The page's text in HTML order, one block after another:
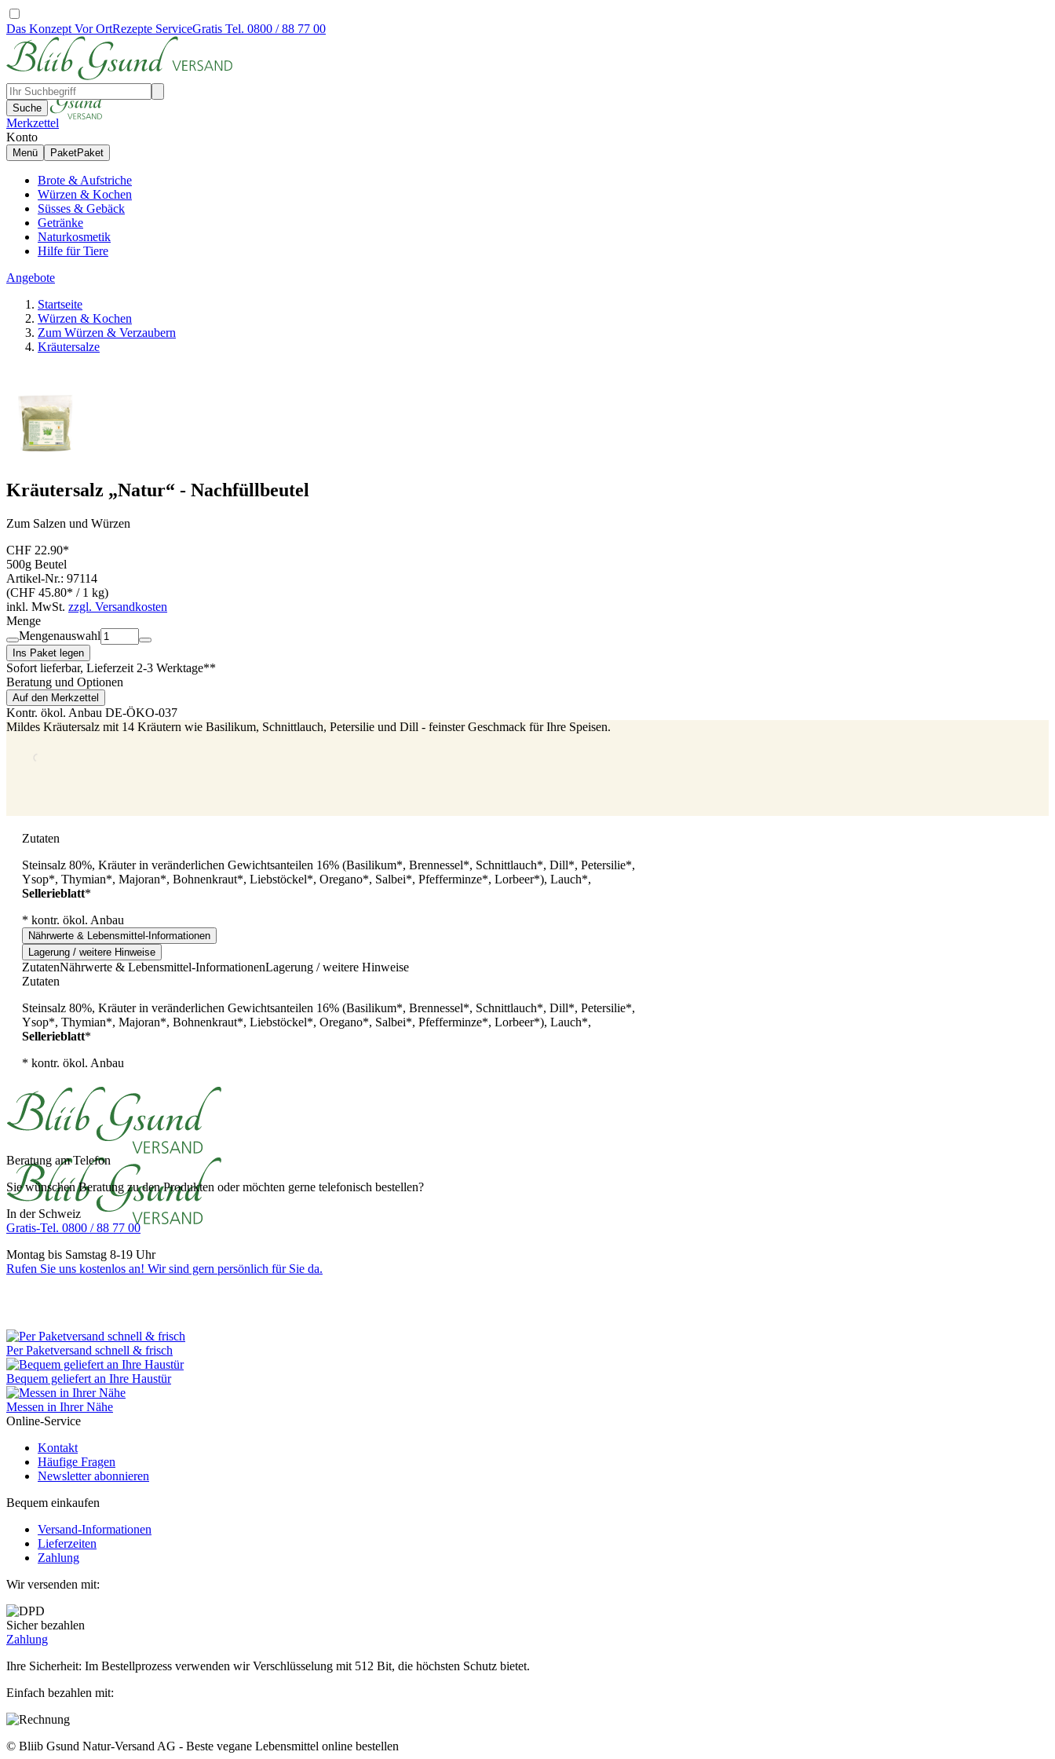
Das Konzept Vor OrtRezepte ServiceGratis Tel. 0800 / 88 77 00
Suche
Merkzettel
Konto
Menü PaketPaket
Brote & Aufstriche
Würzen & Kochen
Süsses & Gebäck
Getränke
Naturkosmetik
Hilfe für Tiere
Angebote
Startseite
Würzen & Kochen
Zum Würzen & Verzaubern
Kräutersalze
Kräutersalz „Natur“ - Nachfüllbeutel
Zum Salzen und Würzen
CHF 22.90*
500g Beutel
Artikel-Nr.: 97114
(CHF 45.80* / 1 kg)
inkl. MwSt. zzgl. Versandkosten
Menge
Mengenauswahl
Ins Paket legen
Sofort lieferbar, Lieferzeit 2-3 Werktage**
Beratung und Optionen
Auf den Merkzettel
Kontr. ökol. Anbau DE-ÖKO-037
Mildes Kräutersalz mit 14 Kräutern wie Basilikum, Schnittlauch, Petersilie und Dill - feinster Geschmack für Ihre Speisen.
Zutaten
Steinsalz 80%, Kräuter in veränderlichen Gewichtsanteilen 16% (Basilikum*, Brennessel*, Schnittlauch*, Dill*, Petersilie*,
Ysop*, Thymian*, Majoran*, Bohnenkraut*, Liebstöckel*, Oregano*, Salbei*, Pfefferminze*, Lorbeer*), Lauch*,
Sellerieblatt*
* kontr. ökol. Anbau
Nährwerte & Lebensmittel-Informationen
Lagerung / weitere Hinweise
ZutatenNährwerte & Lebensmittel-InformationenLagerung / weitere Hinweise
Zutaten
Steinsalz 80%, Kräuter in veränderlichen Gewichtsanteilen 16% (Basilikum*, Brennessel*, Schnittlauch*, Dill*, Petersilie*,
Ysop*, Thymian*, Majoran*, Bohnenkraut*, Liebstöckel*, Oregano*, Salbei*, Pfefferminze*, Lorbeer*), Lauch*,
Sellerieblatt*
* kontr. ökol. Anbau
Beratung am Telefon
Sie wünschen Beratung zu den Produkten oder möchten gerne telefonisch bestellen?
In der Schweiz
Gratis-Tel. 0800 / 88 77 00
Montag bis Samstag 8-19 Uhr
Rufen Sie uns kostenlos an! Wir sind gern persönlich für Sie da.
Per Paketversand schnell & frisch
Bequem geliefert an Ihre Haustür
Messen in Ihrer Nähe
Online-Service
Kontakt
Häufige Fragen
Newsletter abonnieren
Bequem einkaufen
Versand-Informationen
Lieferzeiten
Zahlung
Wir versenden mit:
Sicher bezahlen
Zahlung
Ihre Sicherheit: Im Bestellprozess verwenden wir Verschlüsselung mit 512 Bit, die höchsten Schutz bietet.
Einfach bezahlen mit:
© Bliib Gsund Natur-Versand AG - Beste vegane Lebensmittel online bestellen